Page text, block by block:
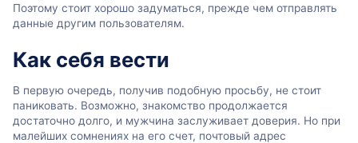
Поэтому стоит хорошо задуматься, прежде чем отправлять
данные другим пользователям.
Как себя вести
В первую очередь, получив подобную просьбу, не стоит
паниковать. Возможно, знакомство продолжается
достаточно долго, и мужчина заслуживает доверия. Но при
малейших сомнениях на его счет, почтовый адрес